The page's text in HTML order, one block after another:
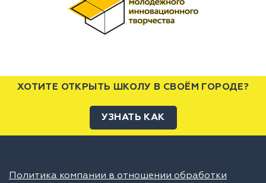
ХОТИТЕ ОТКРЫТЬ ШКОЛУ В СВОЁМ ГОРОДЕ?
УЗНАТЬ КАК
Политика компании в отношении обработки